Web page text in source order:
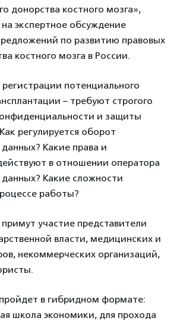
донорства костного мозга»,
экспертное обсуждение
по развитию правовых
костного мозга в России.
регистрации потенциального
– требуют строгого
и защиты
регулируется оборот
Какие права и
в отношении оператора
Какие сложности
работы?
участие представители
власти, медицинских и
некоммерческих организаций,
в гибридном формате:
школа экономики, для прохода